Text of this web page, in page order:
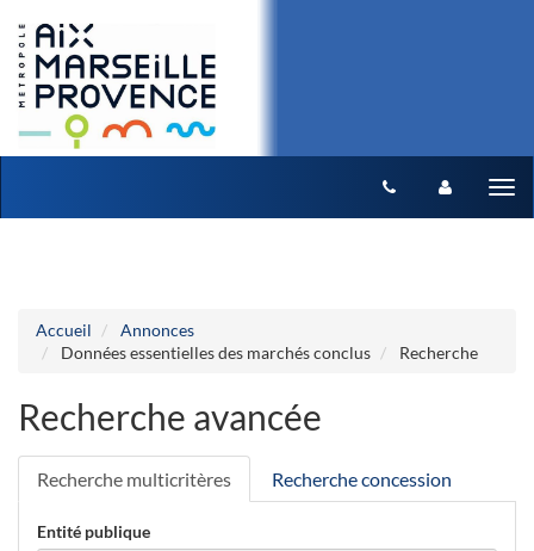
Accueil
Annonces
Données essentielles des marchés conclus
Recherche
Recherche avancée
Recherche multicritères Recherche concession
Entité publique